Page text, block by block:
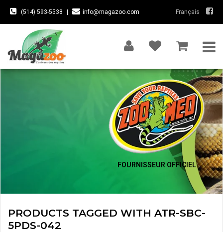
(514) 593-5538 info@magazoo.com Français
FOURNISSEUR OFFICIEL
PRODUCTS TAGGED WITH ATR-SBC-
5PDS-042